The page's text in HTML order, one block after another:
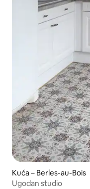
Kuća – Berles-au-Bois
Ugodan studio